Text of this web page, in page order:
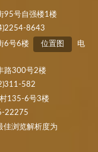
95号自强楼1楼
8643
6号6楼
位置图
电
路300号2楼
582
135-6号3楼
22275
佳浏览解析度为